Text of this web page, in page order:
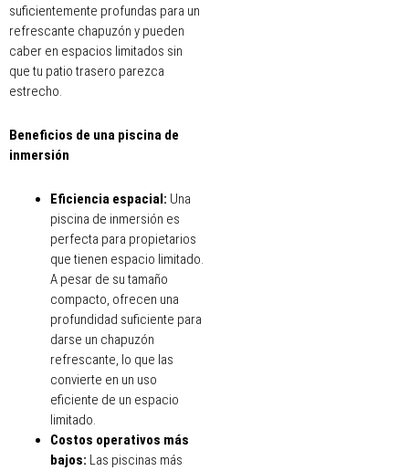
suficientemente profundas para un
refrescante chapuzón y pueden
caber en espacios limitados sin
que tu patio trasero parezca
estrecho.
Beneficios de una piscina de
inmersión
Eficiencia espacial: Una
piscina de inmersión es
perfecta para propietarios
que tienen espacio limitado.
A pesar de su tamaño
compacto, ofrecen una
profundidad suficiente para
darse un chapuzón
refrescante, lo que las
convierte en un uso
eficiente de un espacio
limitado.
Costos operativos más
bajos: Las piscinas más